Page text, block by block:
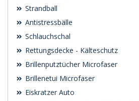
Strandball
Antistressbälle
Schlauchschal
Rettungsdecke - Kälteschutz
Brillenputztücher Microfaser
Brillenetui Microfaser
Eiskratzer Auto